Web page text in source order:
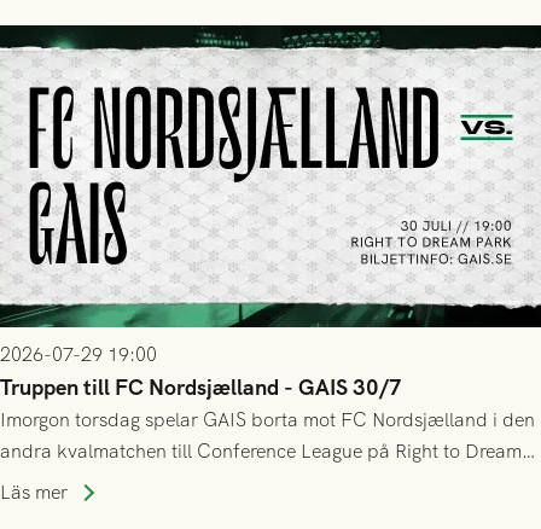
tennissiffror och det grönsvarta europaäventyret tog slut.
2026-07-29 19:00
Truppen till FC Nordsjælland - GAIS 30/7
Imorgon torsdag spelar GAIS borta mot FC Nordsjælland i den
andra kvalmatchen till Conference League på Right to Dream
Park! Fredrik Holmberg och ledarstaben har tagit ut följande
Läs mer